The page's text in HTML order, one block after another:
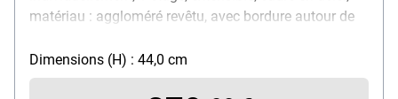
matériau : aggloméré revêtu, avec bordure autour de
recouvrement
Dimensions (H) : 44,0 cm